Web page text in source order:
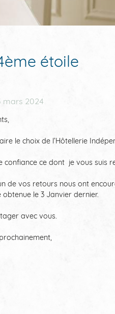
étoile
mars 2024
le choix de l’Hôtellerie
confiance ce dont je vous suis
de vos retours nous ont
le 3 Janvier dernier.
avec vous.